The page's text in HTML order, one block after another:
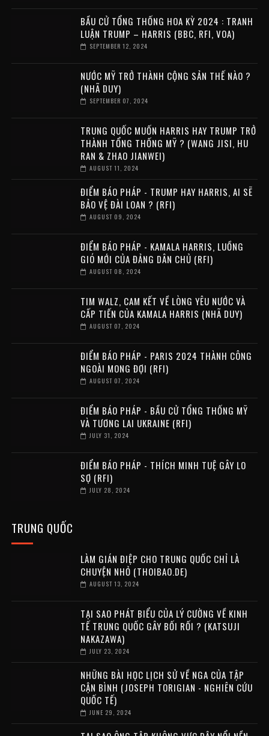
BẦU CỬ TỔNG THỐNG HOA KỲ 2024 : TRANH
LUẬN TRUMP – HARRIS (BBC, RFI, VOA)
SEPTEMBER 12, 2024
NƯỚC MỸ TRỞ THÀNH CỘNG SẢN THẾ NÀO ?
(NHÃ DUY)
SEPTEMBER 07, 2024
TRUNG QUỐC MUỐN HARRIS HAY TRUMP TRỞ
THÀNH TỔNG THỐNG MỸ ? (WANG JISI, HU
RAN & ZHAO JIANWEI)
AUGUST 11, 2024
ĐIỂM BÁO PHÁP - TRUMP HAY HARRIS, AI SẼ
BẢO VỆ ĐÀI LOAN ? (RFI)
AUGUST 09, 2024
ĐIỂM BÁO PHÁP - KAMALA HARRIS, LUỒNG
GIÓ MỚI CỦA ĐẢNG DÂN CHỦ (RFI)
AUGUST 08, 2024
TIM WALZ, CAM KẾT VỀ LÒNG YÊU NƯỚC VÀ
CẤP TIẾN CỦA KAMALA HARRIS (NHÃ DUY)
AUGUST 07, 2024
ĐIỂM BÁO PHÁP - PARIS 2024 THÀNH CÔNG
NGOÀI MONG ĐỢI (RFI)
AUGUST 07, 2024
ĐIỂM BÁO PHÁP - BẦU CỬ TỔNG THỐNG MỸ
VÀ TƯƠNG LAI UKRAINE (RFI)
JULY 31, 2024
ĐIỂM BÁO PHÁP - THÍCH MINH TUỆ GÂY LO
SỢ (RFI)
JULY 28, 2024
TRUNG QUỐC
LÀM GIÁN ĐIỆP CHO TRUNG QUỐC CHỈ LÀ
CHUYỆN NHỎ (THOIBAO.DE)
AUGUST 13, 2024
TẠI SAO PHÁT BIỂU CỦA LÝ CƯỜNG VỀ KINH
TẾ TRUNG QUỐC GÂY BỐI RỐI ? (KATSUJI
NAKAZAWA)
JULY 23, 2024
NHỮNG BÀI HỌC LỊCH SỬ VỀ NGA CỦA TẬP
CẬN BÌNH (JOSEPH TORIGIAN - NGHIÊN CỨU
QUỐC TẾ)
JUNE 29, 2024